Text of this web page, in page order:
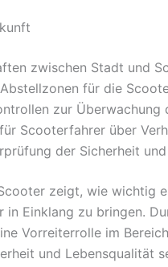
zwischen Stadt und
für die
zur Überwachung
Scooterfahrer über
der Sicherheit
zeigt, wie wichtig
in Einklang zu bringen.
Vorreiterrolle im
und Lebensqualität